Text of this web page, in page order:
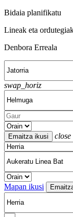
Bidaia planifikatu
Lineak eta
Denbora Erreala
swap_horiz
close
Mapan ikusi